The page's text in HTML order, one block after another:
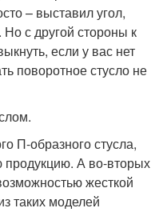
– выставил угол,
с другой стороны к
если у вас нет
поворотное стусло не
П-образного стусла,
продукцию. А во-вторых
жесткой
таких моделей